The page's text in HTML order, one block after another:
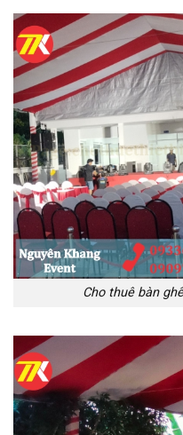
Cho thuê bàn